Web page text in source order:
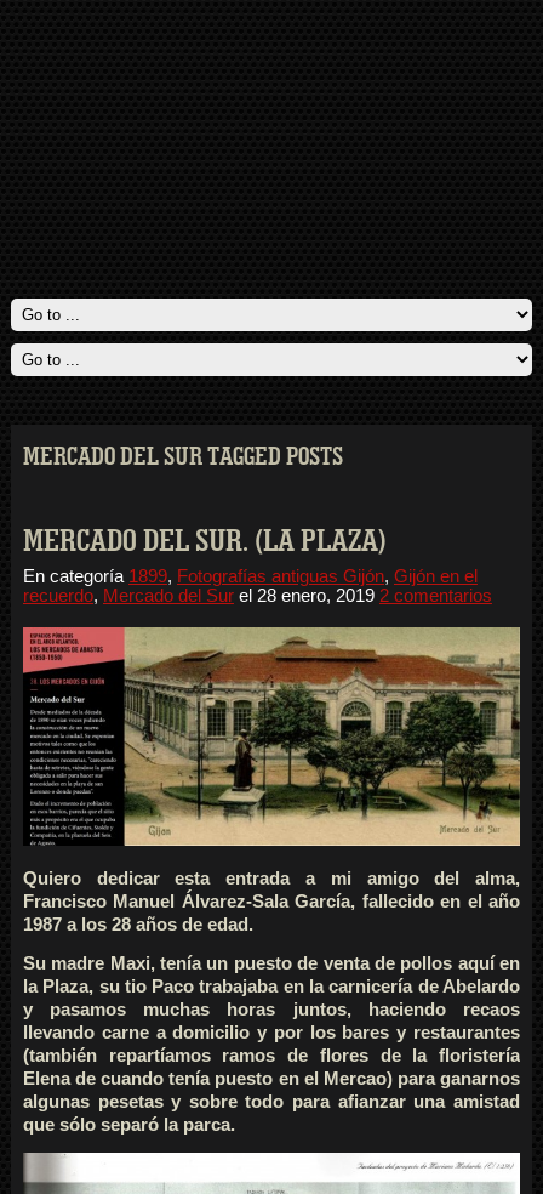
MERCADO DEL SUR TAGGED POSTS
MERCADO DEL SUR. (LA PLAZA)
En categoría 1899, Fotografías antiguas Gijón, Gijón en el
recuerdo, Mercado del Surel 28 enero, 2019 2 comentarios
Quiero dedicar esta entrada a mi amigo del alma,
Francisco Manuel Álvarez-Sala García, fallecido en el año
1987 a los 28 años de edad.
Su madre Maxi, tenía un puesto de venta de pollos aquí en
la Plaza, su tio Paco trabajaba en la carnicería de Abelardo
y pasamos muchas horas juntos, haciendo recaos
llevando carne a domicilio y por los bares y restaurantes
(también repartíamos ramos de flores de la floristería
Elena de cuando tenía puesto en el Mercao) para ganarnos
algunas pesetas y sobre todo para afianzar una amistad
que sólo separó la parca.